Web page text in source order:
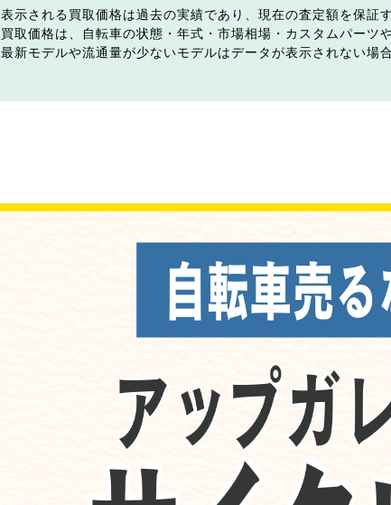
表示される買取価格は過去の実績であり、現在の査定額を保証
買取価格は、自転車の状態・年式・市場相場・カスタムパーツ
最新モデルや流通量が少ないモデルはデータが表示されない場